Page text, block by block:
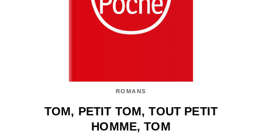
ROMANS
TOM, PETIT TOM, TOUT PETIT
HOMME, TOM